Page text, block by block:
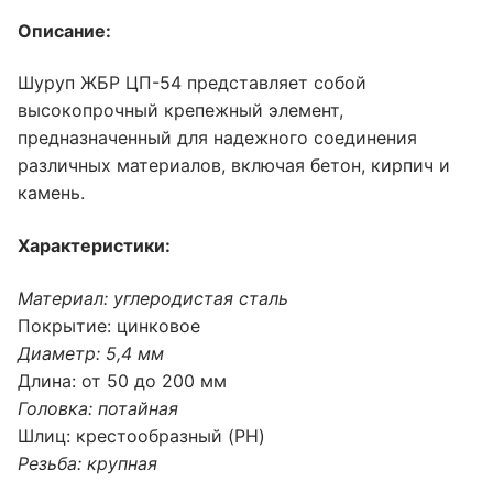
Описание:
Шуруп ЖБР ЦП-54 представляет собой
высокопрочный крепежный элемент,
предназначенный для надежного соединения
различных материалов, включая бетон, кирпич и
камень.
Характеристики:
Материал: углеродистая сталь
Покрытие: цинковое
Диаметр: 5,4 мм
Длина: от 50 до 200 мм
Головка: потайная
Шлиц: крестообразный (PH)
Резьба: крупная